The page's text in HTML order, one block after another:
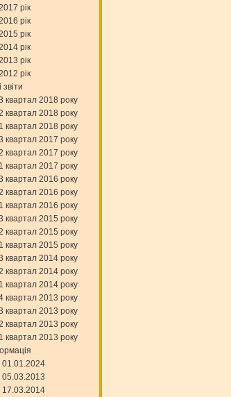
рік
рік
рік
рік
рік
рік
звіти
квартал 2018 року
квартал 2018 року
квартал 2018 року
квартал 2017 року
квартал 2017 року
квартал 2017 року
квартал 2016 року
квартал 2016 року
квартал 2016 року
квартал 2015 року
квартал 2015 року
квартал 2015 року
квартал 2014 року
квартал 2014 року
квартал 2014 року
квартал 2013 року
квартал 2013 року
квартал 2013 року
квартал 2013 року